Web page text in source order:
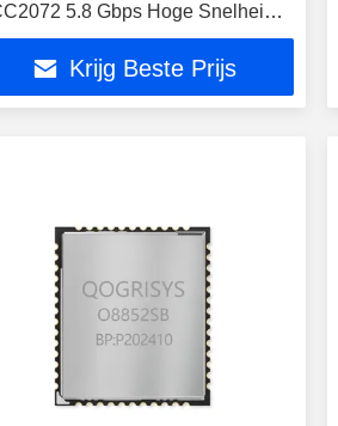
5.8 Gbps Hoge Snelheid
7 Module
Krijg Beste Prijs